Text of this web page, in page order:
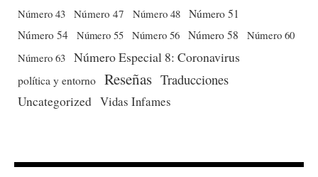
Número 43 Número 47 Número 48 Número 51
Número 54 Número 55 Número 56 Número 58
Número 60
Número 63 Número Especial 8: Coronavirus
política y entorno Reseñas Traducciones
Uncategorized Vidas Infames